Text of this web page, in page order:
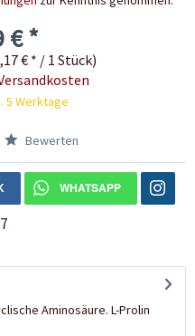
€ *
€ * / 1 Stück)
5 Werktage
Bewerten
WHATSAPP
Aminosäure. L-Prolin